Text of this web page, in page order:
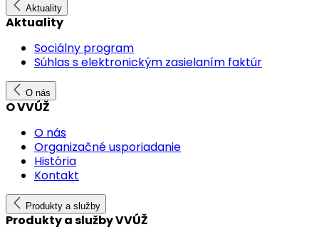
Aktuality
Aktuality
Sociálny program
Súhlas s elektronickým zasielaním faktúr
O nás
O VVÚŽ
O nás
Organizačné usporiadanie
História
Kontakt
Produkty a služby
Produkty a služby VVÚŽ